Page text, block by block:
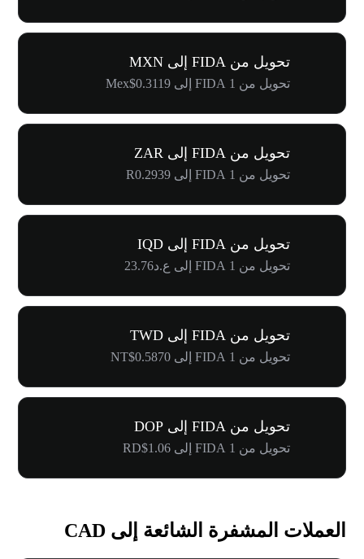
تحويل من FIDA إلى MXN
تحويل من 1 FIDA إلى Mex$0.3119
تحويل من FIDA إلى ZAR
تحويل من 1 FIDA إلى R0.2939
تحويل من FIDA إلى IQD
تحويل من 1 FIDA إلى ع.د23.76
تحويل من FIDA إلى TWD
تحويل من 1 FIDA إلى NT$0.5870
تحويل من FIDA إلى DOP
تحويل من 1 FIDA إلى RD$1.06
العملات المشفرة الشائعة إلى CAD